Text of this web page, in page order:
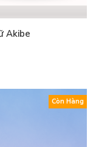
Akibe
Còn Hàng